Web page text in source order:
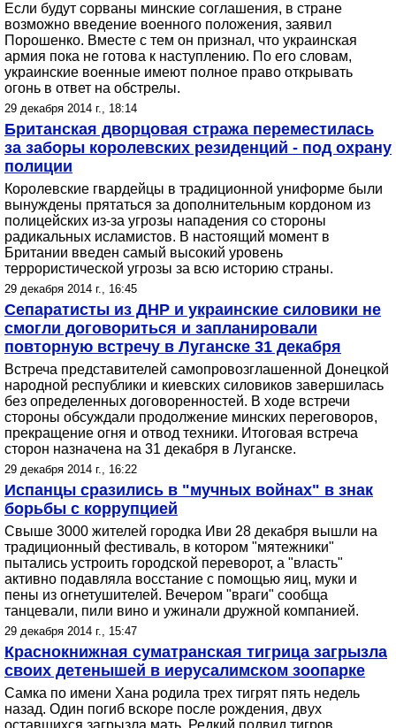
Если будут сорваны минские соглашения, в стране
возможно введение военного положения, заявил
Порошенко. Вместе с тем он признал, что украинская
армия пока не готова к наступлению. По его словам,
украинские военные имеют полное право открывать
огонь в ответ на обстрелы.
29 декабря 2014 г., 18:14
Британская дворцовая стража переместилась
за заборы королевских резиденций - под охрану
полиции
Королевские гвардейцы в традиционной униформе были
вынуждены прятаться за дополнительным кордоном из
полицейских из-за угрозы нападения со стороны
радикальных исламистов. В настоящий момент в
Британии введен самый высокий уровень
террористической угрозы за всю историю страны.
29 декабря 2014 г., 16:45
Сепаратисты из ДНР и украинские силовики не
смогли договориться и запланировали
повторную встречу в Луганске 31 декабря
Встреча представителей самопровозглашенной Донецкой
народной республики и киевских силовиков завершилась
без определенных договоренностей. В ходе встречи
стороны обсуждали продолжение минских переговоров,
прекращение огня и отвод техники. Итоговая встреча
сторон назначена на 31 декабря в Луганске.
29 декабря 2014 г., 16:22
Испанцы сразились в "мучных войнах" в знак
борьбы с коррупцией
Свыше 3000 жителей городка Иви 28 декабря вышли на
традиционный фестиваль, в котором "мятежники"
пытались устроить городской переворот, а "власть"
активно подавляла восстание с помощью яиц, муки и
пены из огнетушителей. Вечером "враги" сообща
танцевали, пили вино и ужинали дружной компанией.
29 декабря 2014 г., 15:47
Краснокнижная суматранская тигрица загрызла
своих детенышей в иерусалимском зоопарке
Самка по имени Хана родила трех тигрят пять недель
назад. Один погиб вскоре после рождения, двух
оставшихся загрызла мать. Редкий подвид тигров,